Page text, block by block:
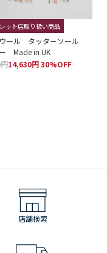
ット店取り扱い商品
ール タッターソール
Made in UK
14,630円 30%OFF
店舗検索